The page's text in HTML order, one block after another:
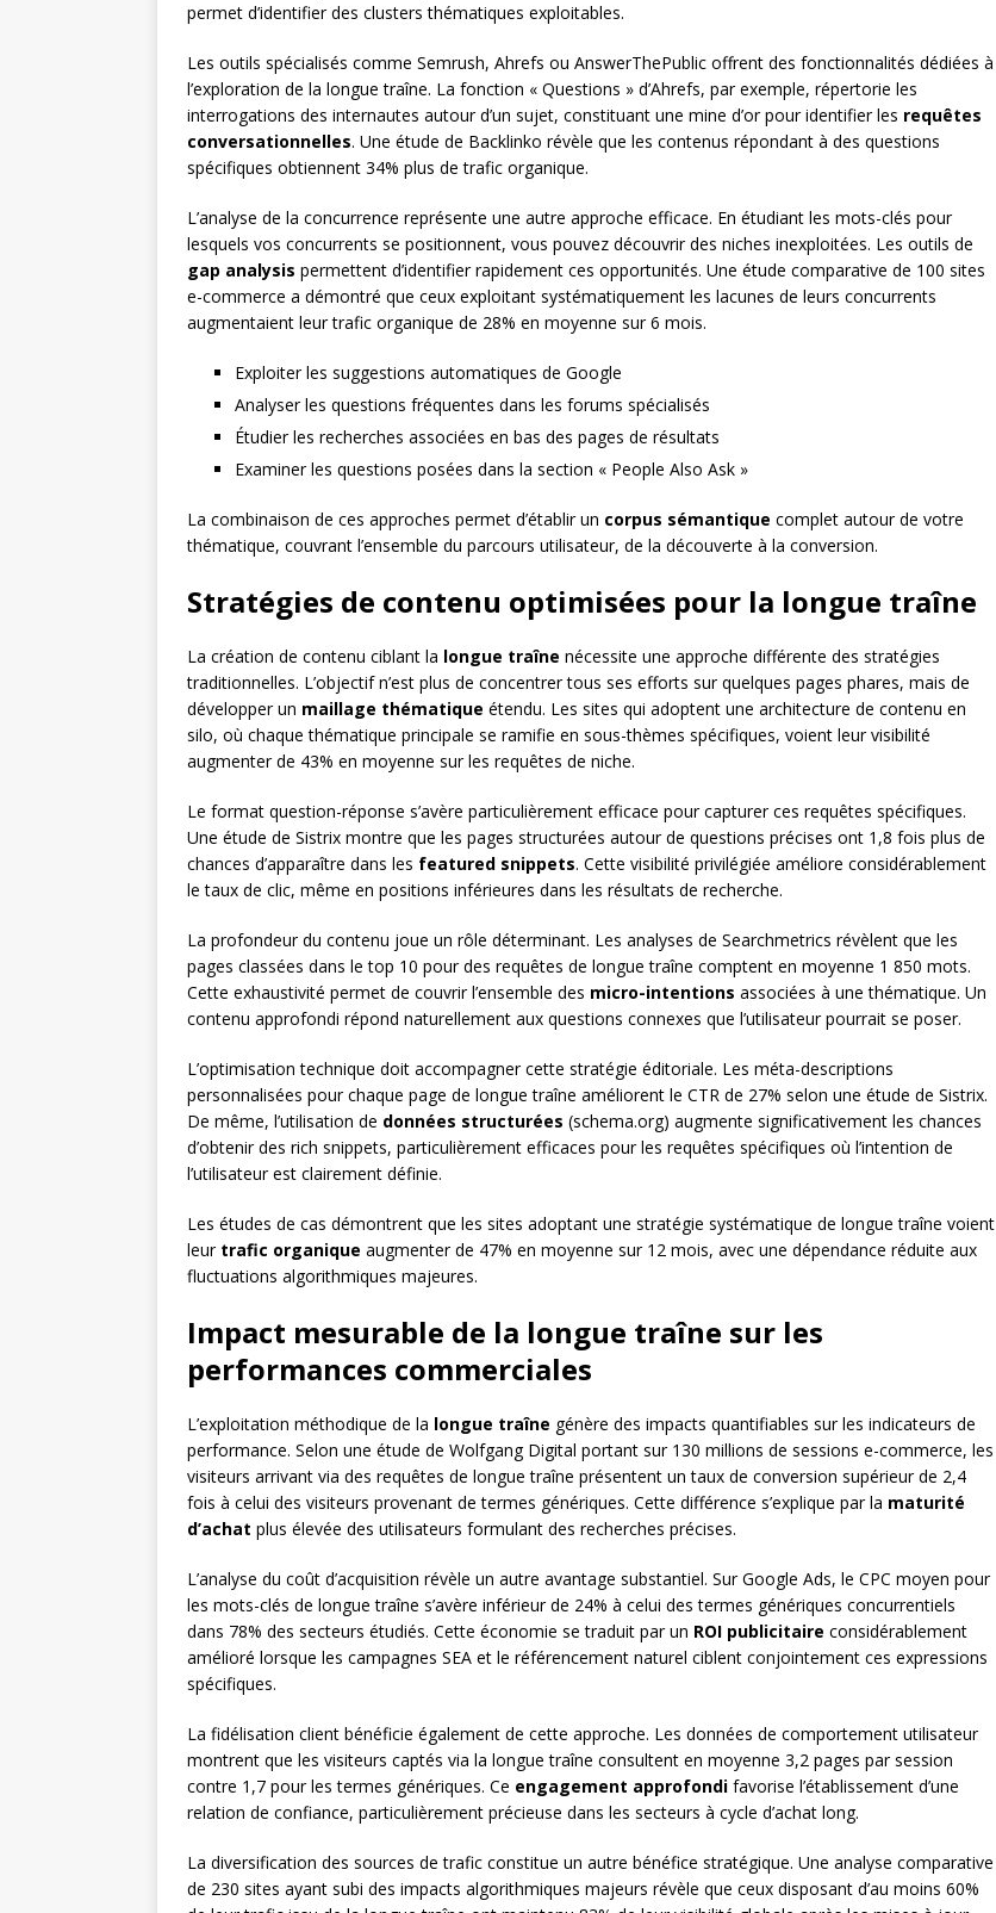
permet d’identifier des clusters thématiques exploitables.
Les outils spécialisés comme Semrush, Ahrefs ou AnswerThePublic offrent des fonctionnalités dédiées à
l’exploration de la longue traîne. La fonction « Questions » d’Ahrefs, par exemple, répertorie les
interrogations des internautes autour d’un sujet, constituant une mine d’or pour identifier les requêtes
conversationnelles. Une étude de Backlinko révèle que les contenus répondant à des questions
spécifiques obtiennent 34% plus de trafic organique.
L’analyse de la concurrence représente une autre approche efficace. En étudiant les mots-clés pour
lesquels vos concurrents se positionnent, vous pouvez découvrir des niches inexploitées. Les outils de
gap analysis permettent d’identifier rapidement ces opportunités. Une étude comparative de 100 sites
e-commerce a démontré que ceux exploitant systématiquement les lacunes de leurs concurrents
augmentaient leur trafic organique de 28% en moyenne sur 6 mois.
Exploiter les suggestions automatiques de Google
Analyser les questions fréquentes dans les forums spécialisés
Étudier les recherches associées en bas des pages de résultats
Examiner les questions posées dans la section « People Also Ask »
La combinaison de ces approches permet d’établir un corpus sémantique complet autour de votre
thématique, couvrant l’ensemble du parcours utilisateur, de la découverte à la conversion.
Stratégies de contenu optimisées pour la longue traîne
La création de contenu ciblant la longue traîne nécessite une approche différente des stratégies
traditionnelles. L’objectif n’est plus de concentrer tous ses efforts sur quelques pages phares, mais de
développer un maillage thématique étendu. Les sites qui adoptent une architecture de contenu en
silo, où chaque thématique principale se ramifie en sous-thèmes spécifiques, voient leur visibilité
augmenter de 43% en moyenne sur les requêtes de niche.
Le format question-réponse s’avère particulièrement efficace pour capturer ces requêtes spécifiques.
Une étude de Sistrix montre que les pages structurées autour de questions précises ont 1,8 fois plus de
chances d’apparaître dans les featured snippets. Cette visibilité privilégiée améliore considérablement
le taux de clic, même en positions inférieures dans les résultats de recherche.
La profondeur du contenu joue un rôle déterminant. Les analyses de Searchmetrics révèlent que les
pages classées dans le top 10 pour des requêtes de longue traîne comptent en moyenne 1 850 mots.
Cette exhaustivité permet de couvrir l’ensemble des micro-intentions associées à une thématique. Un
contenu approfondi répond naturellement aux questions connexes que l’utilisateur pourrait se poser.
L’optimisation technique doit accompagner cette stratégie éditoriale. Les méta-descriptions
personnalisées pour chaque page de longue traîne améliorent le CTR de 27% selon une étude de Sistrix.
De même, l’utilisation de données structurées (schema.org) augmente significativement les chances
d’obtenir des rich snippets, particulièrement efficaces pour les requêtes spécifiques où l’intention de
l’utilisateur est clairement définie.
Les études de cas démontrent que les sites adoptant une stratégie systématique de longue traîne voient
leur trafic organique augmenter de 47% en moyenne sur 12 mois, avec une dépendance réduite aux
fluctuations algorithmiques majeures.
Impact mesurable de la longue traîne sur les
performances commerciales
L’exploitation méthodique de la longue traîne génère des impacts quantifiables sur les indicateurs de
performance. Selon une étude de Wolfgang Digital portant sur 130 millions de sessions e-commerce, les
visiteurs arrivant via des requêtes de longue traîne présentent un taux de conversion supérieur de 2,4
fois à celui des visiteurs provenant de termes génériques. Cette différence s’explique par la maturité
d’achat plus élevée des utilisateurs formulant des recherches précises.
L’analyse du coût d’acquisition révèle un autre avantage substantiel. Sur Google Ads, le CPC moyen pour
les mots-clés de longue traîne s’avère inférieur de 24% à celui des termes génériques concurrentiels
dans 78% des secteurs étudiés. Cette économie se traduit par un ROI publicitaire considérablement
amélioré lorsque les campagnes SEA et le référencement naturel ciblent conjointement ces expressions
spécifiques.
La fidélisation client bénéficie également de cette approche. Les données de comportement utilisateur
montrent que les visiteurs captés via la longue traîne consultent en moyenne 3,2 pages par session
contre 1,7 pour les termes génériques. Ce engagement approfondi favorise l’établissement d’une
relation de confiance, particulièrement précieuse dans les secteurs à cycle d’achat long.
La diversification des sources de trafic constitue un autre bénéfice stratégique. Une analyse comparative
de 230 sites ayant subi des impacts algorithmiques majeurs révèle que ceux disposant d’au moins 60%